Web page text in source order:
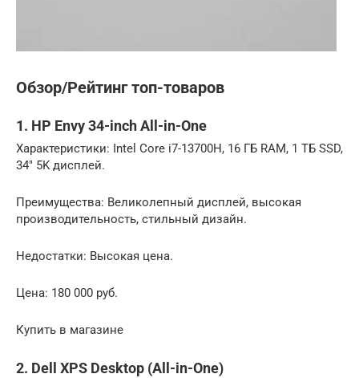
Обзор/Рейтинг топ-товаров
1. HP Envy 34-inch All-in-One
Характеристики: Intel Core i7-13700H, 16 ГБ RAM, 1 ТБ SSD,
34″ 5K дисплей.
Преимущества: Великолепный дисплей, высокая
производительность, стильный дизайн.
Недостатки: Высокая цена.
Цена: 180 000 руб.
Купить в магазине
2. Dell XPS Desktop (All-in-One)